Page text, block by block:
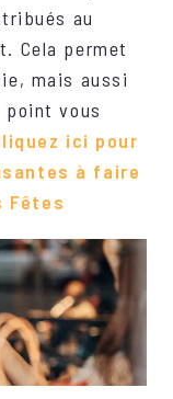
au
Cela permet
mais aussi
point vous
ici pour
à faire
Fêtes